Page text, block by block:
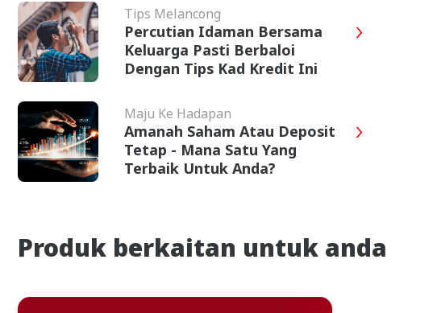
Tips Melancong
Percutian Idaman Bersama
Keluarga Pasti Berbaloi
Dengan Tips Kad Kredit Ini
Maju Ke Hadapan
Amanah Saham Atau Deposit
Tetap - Mana Satu Yang
Terbaik Untuk Anda?
Produk berkaitan untuk anda